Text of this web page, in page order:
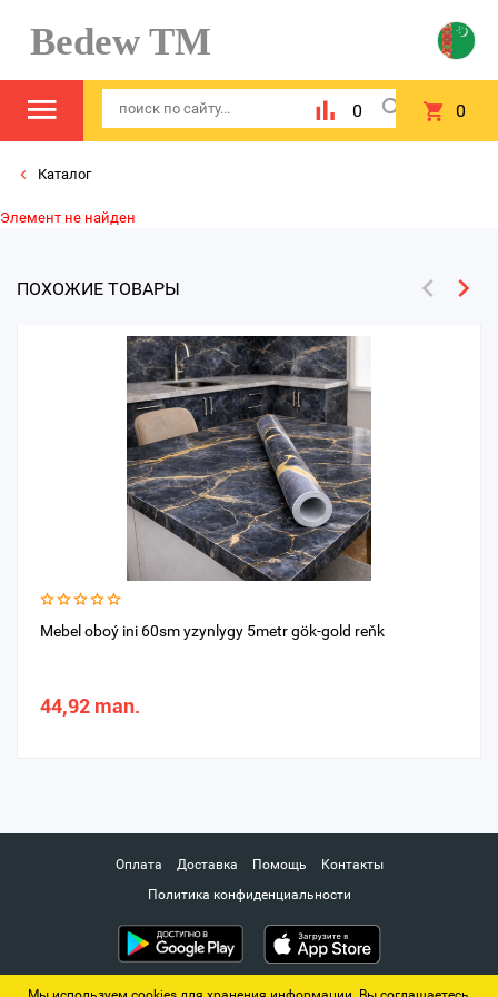
Bedew TM
0 0
Каталог
Элемент не найден
ПОХОЖИЕ ТОВАРЫ
Mebel oboý ini 60sm yzynlygy 5metr gök-gold reňk
44,92 man.
Оплата Доставка Помощь
Контакты
Политика конфиденциальности